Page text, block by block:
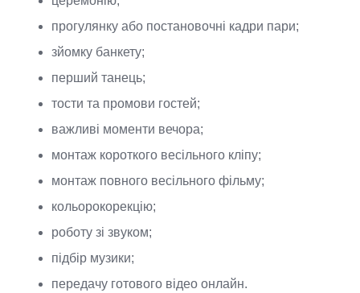
прогулянку або постановочні кадри пари;
зйомку банкету;
перший танець;
тости та промови гостей;
важливі моменти вечора;
монтаж короткого весільного кліпу;
монтаж повного весільного фільму;
кольорокорекцію;
роботу зі звуком;
підбір музики;
передачу готового відео онлайн.